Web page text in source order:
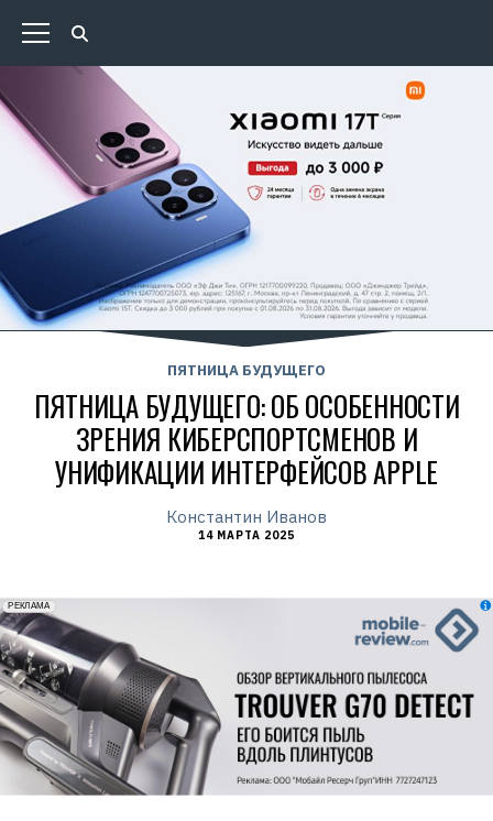
ПЯТНИЦА БУДУЩЕГО
ПЯТНИЦА БУДУЩЕГО: ОБ ОСОБЕННОСТИ
ЗРЕНИЯ КИБЕРСПОРТСМЕНОВ И
УНИФИКАЦИИ ИНТЕРФЕЙСОВ APPLE
Константин Иванов
14 МАРТА 2025
erid: 2VfnxxmNzs5
РЕКЛАМА